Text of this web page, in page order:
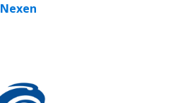
Nexen